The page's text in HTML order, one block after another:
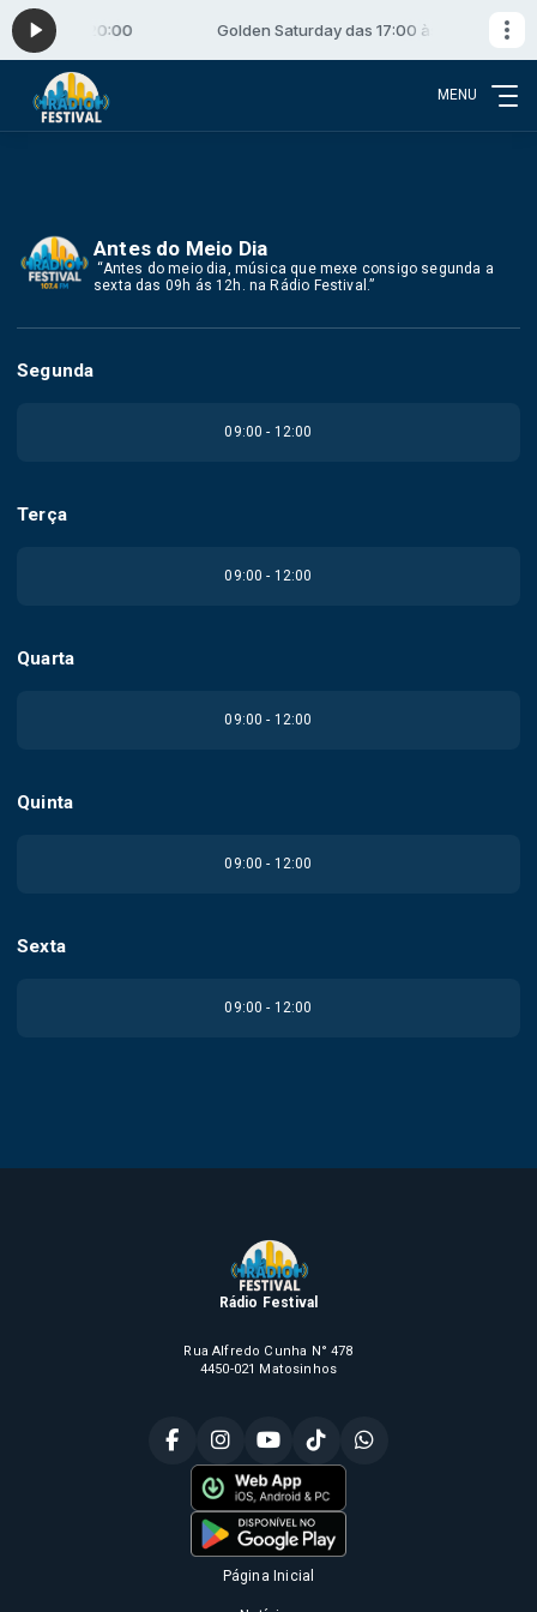
17:00 às 20:00 Golden Saturday das 17:00 às 20:00
MENU
Antes do Meio Dia
️ “Antes do meio dia, música que mexe consigo segunda a
sexta das 09h ás 12h. na Rádio Festival.”
Segunda
09:00 - 12:00
Terça
09:00 - 12:00
Quarta
09:00 - 12:00
Quinta
09:00 - 12:00
Sexta
09:00 - 12:00
Rádio Festival
Rua Alfredo Cunha N° 478
4450-021 Matosinhos
Página Inicial